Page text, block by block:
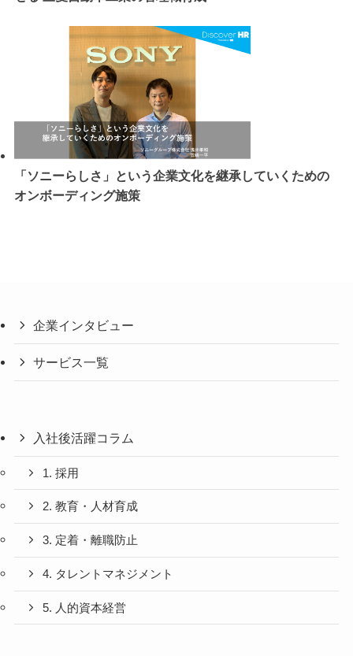
「ソニーらしさ」という企業文化を継承していくための
オンボーディング施策
企業インタビュー
サービス一覧
入社後活躍コラム
1. 採用
2. 教育・人材育成
3. 定着・離職防止
4. タレントマネジメント
5. 人的資本経営